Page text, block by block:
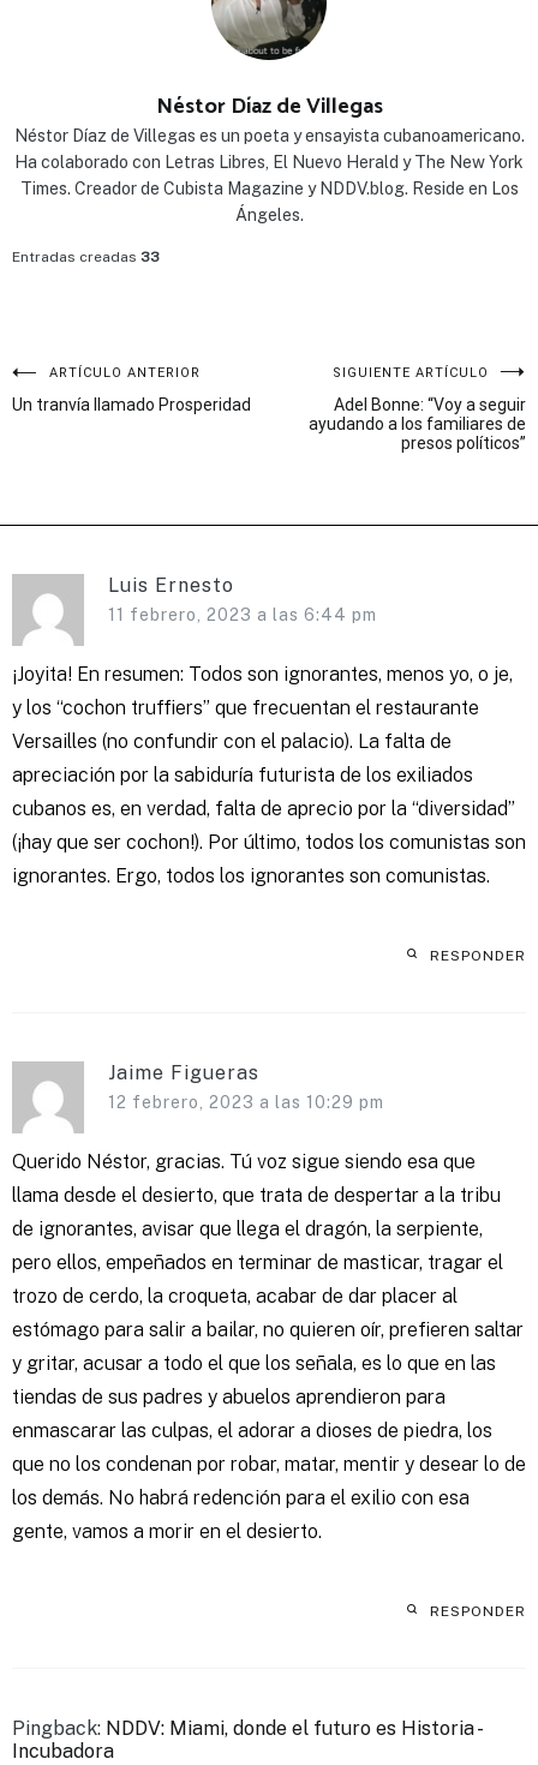
Néstor Díaz de Villegas
Néstor Díaz de Villegas es un poeta y ensayista cubanoamericano.
Ha colaborado con Letras Libres, El Nuevo Herald y The New York
Times. Creador de Cubista Magazine y NDDV.blog. Reside en Los
Ángeles.
Entradas creadas 33
Navegación
de
ARTÍCULO ANTERIOR
Un tranvía llamado Prosperidad
SIGUIENTE ARTÍCULO
Adel Bonne: “Voy a seguir
ayudando a los familiares de
presos políticos”
Luis Ernesto
11 febrero, 2023 a las 6:44 pm
¡Joyita! En resumen: Todos son ignorantes, menos yo, o je,
y los “cochon truffiers” que frecuentan el restaurante
Versailles (no confundir con el palacio). La falta de
apreciación por la sabiduría futurista de los exiliados
cubanos es, en verdad, falta de aprecio por la “diversidad”
(¡hay que ser cochon!). Por último, todos los comunistas son
ignorantes. Ergo, todos los ignorantes son comunistas.
RESPONDER
Jaime Figueras
12 febrero, 2023 a las 10:29 pm
Querido Néstor, gracias. Tú voz sigue siendo esa que
llama desde el desierto, que trata de despertar a la tribu
de ignorantes, avisar que llega el dragón, la serpiente,
pero ellos, empeñados en terminar de masticar, tragar el
trozo de cerdo, la croqueta, acabar de dar placer al
estómago para salir a bailar, no quieren oír, prefieren saltar
y gritar, acusar a todo el que los señala, es lo que en las
tiendas de sus padres y abuelos aprendieron para
enmascarar las culpas, el adorar a dioses de piedra, los
que no los condenan por robar, matar, mentir y desear lo de
los demás. No habrá redención para el exilio con esa
gente, vamos a morir en el desierto.
RESPONDER
Pingback: NDDV: Miami, donde el futuro es Historia -
Incubadora